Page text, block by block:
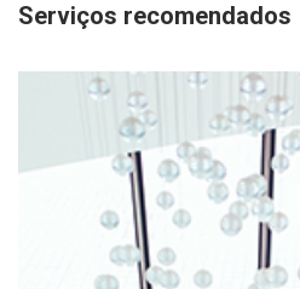
Serviços recomendados